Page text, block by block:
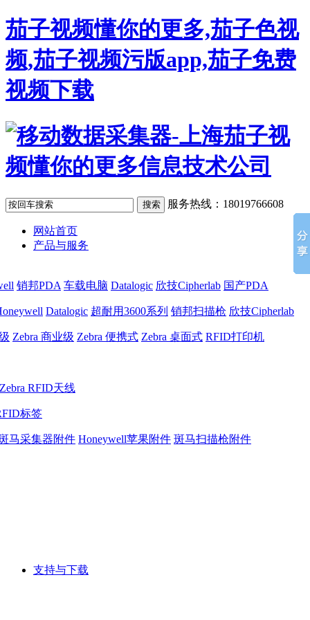
茄子视频懂你的更多,茄子色视
频,茄子视频污版app,茄子免费
视频下载
服务热线：18019766608
网站首页
产品与服务
销邦PDA 车载电脑 Datalogic 欣技Cipherlab 国产PDA
Datalogic 超耐用3600系列 销邦扫描枪 欣技Cipherlab
Zebra 商业级 Zebra 便携式 Zebra 桌面式 RFID打印机
Zebra RFID天线
标签
马采集器附件 Honeywell苹果附件 斑马扫描枪附件
支持与下载